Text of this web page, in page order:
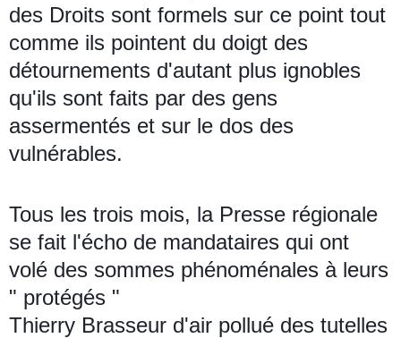
des Droits sont formels sur ce point tout
comme ils pointent du doigt des
détournements d'autant plus ignobles
qu'ils sont faits par des gens
assermentés et sur le dos des
vulnérables.
Tous les trois mois, la Presse régionale
se fait l'écho de mandataires qui ont
volé des sommes phénoménales à leurs
" protégés "
Thierry Brasseur d'air pollué des tutelles